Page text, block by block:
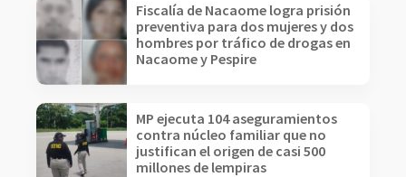
Fiscalía de Nacaome logra prisión
preventiva para dos mujeres y dos
hombres por tráfico de drogas en
Nacaome y Pespire
MP ejecuta 104 aseguramientos
contra núcleo familiar que no
justifican el origen de casi 500
millones de lempiras